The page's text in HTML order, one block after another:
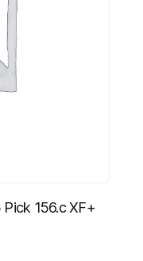
156.c XF+